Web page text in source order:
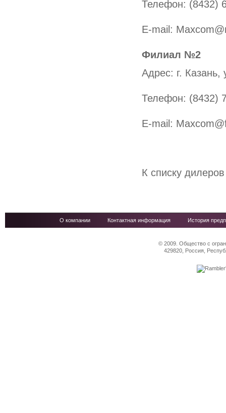
Телефон: (8432)
E-mail:
Филиал №2
Адрес: г.
Телефон: (8432)
E-mail:
К списку дилеров
О компании Контактная информация История
© 2009. Общество с
429820, Россия,